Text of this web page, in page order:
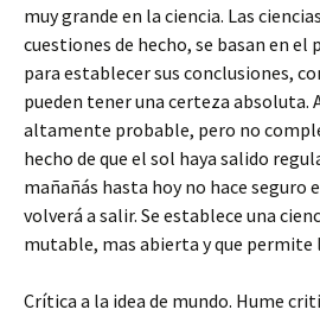
muy grande en la ciencia. Las
cuestiones de hecho, se basan en el
para establecer sus conclusiones,
pueden tener una certeza absoluta.
altamente probable, pero no
hecho de que el sol haya salido
mañañás hasta hoy no hace seguro
volverá a salir. Se establece una
mutable, mas abierta y que permite
Crítica a la idea de mundo. Hume